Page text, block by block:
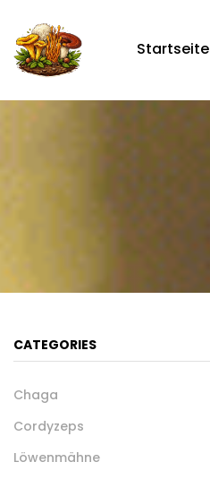
Startseite
CATEGORIES
Chaga
Cordyzeps
Löwenmähne